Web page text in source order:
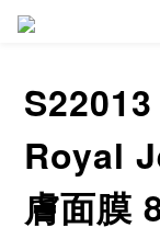
Royal
膚面膜